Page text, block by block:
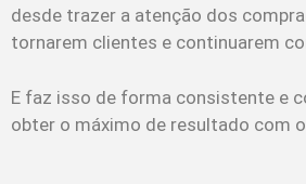
desde trazer a atenção dos
tornarem clientes e continuarem
E faz isso de forma consistente e
obter o máximo de resultado com